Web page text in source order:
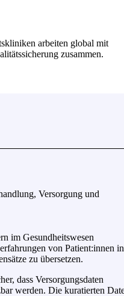
arbeiten global mit
zusammen.
Versorgung und
im Gesundheitswesen
von Patient:innen in
zu übersetzen.
dass Versorgungsdaten
werden. Die kuratierten